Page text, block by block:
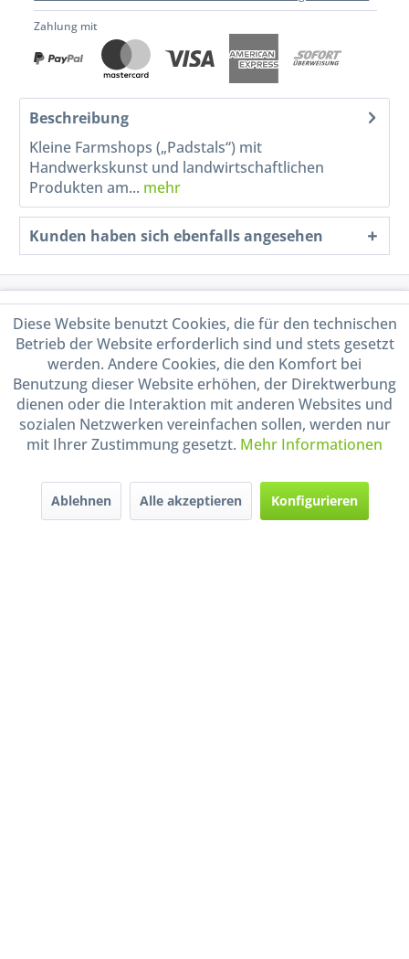
Zahlung mit
Beschreibung
Kleine Farmshops („Padstals“) mit
Handwerkskunst und landwirtschaftlichen
Produkten am... mehr
Kunden haben sich ebenfalls angesehen
Shop Service
Informationen
Handel mit BIO-Weinen
durch DE-ÖKO-009
Diese Website benutzt Cookies, die für den technischen
Betrieb der Website erforderlich sind und stets gesetzt
werden. Andere Cookies, die den Komfort bei
Benutzung dieser Website erhöhen, der Direktwerbung
dienen oder die Interaktion mit anderen Websites und
sozialen Netzwerken vereinfachen sollen, werden nur
mit Ihrer Zustimmung gesetzt. Mehr Informationen
Ablehnen Alle akzeptieren Konfigurieren